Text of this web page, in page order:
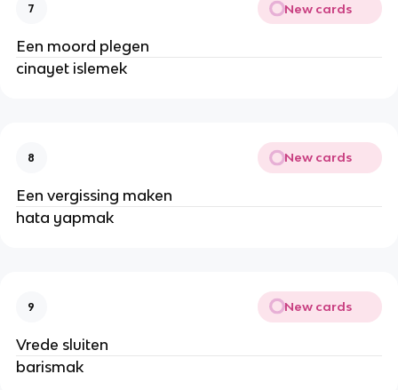
7 New cards
Een moord plegen
cinayet islemek
8 New cards
Een vergissing maken
hata yapmak
9 New cards
Vrede sluiten
barismak